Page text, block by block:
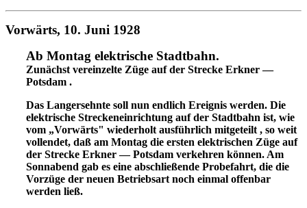
Vorwärts, 10. Juni 1928
Ab Montag elektrische Stadtbahn.
Zunächst vereinzelte Züge auf der Strecke Erkner —
Potsdam .
Das Langersehnte soll nun endlich Ereignis werden. Die
elektrische Streckeneinrichtung auf der Stadtbahn ist, wie
vom „Vorwärts" wiederholt ausführlich mitgeteilt , so weit
vollendet, daß am Montag die ersten elektrischen Züge auf
der Strecke Erkner — Potsdam verkehren können. Am
Sonnabend gab es eine abschließende Probefahrt, die die
Vorzüge der neuen Betriebsart noch einmal offenbar
werden ließ.